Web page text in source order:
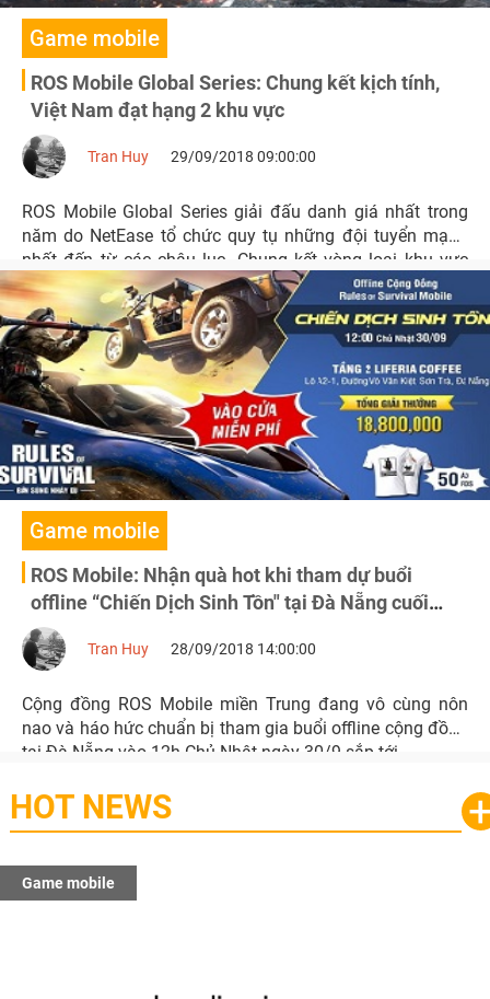
Game mobile
ROS Mobile Global Series: Chung kết kịch tính,
Việt Nam đạt hạng 2 khu vực
Tran Huy 29/09/2018 09:00:00
ROS Mobile Global Series giải đấu danh giá nhất trong
năm do NetEase tổ chức quy tụ những đội tuyển mạnh
nhất đến từ các châu lục. Chung kết vòng loại khu vực
Đông Nam Á đã diễn ra vào cuối tuần qua ngày 22 và
23/9
Game mobile
ROS Mobile: Nhận quà hot khi tham dự buổi
offline “Chiến Dịch Sinh Tồn" tại Đà Nẵng cuối
tuần này 30/9
Tran Huy 28/09/2018 14:00:00
Cộng đồng ROS Mobile miền Trung đang vô cùng nôn
nao và háo hức chuẩn bị tham gia buổi offline cộng đồng
tại Đà Nẵng vào 12h Chủ Nhật ngày 30/9 sắp tới.
HOT NEWS
Game mobile